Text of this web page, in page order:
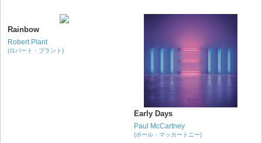
Rainbow
Robert Plant
(ロバート・プラント)
Early Days
Paul McCartney
(ポール・マッカートニー)